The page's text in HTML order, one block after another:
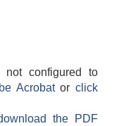
not configured to
Acrobatorclick
the PDF